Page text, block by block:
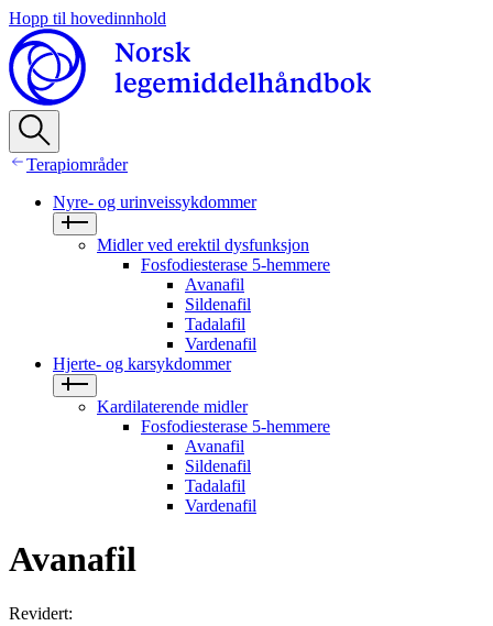
Hopp til hovedinnhold
Terapiområder
Nyre- og urinveissykdommer
Midler ved erektil dysfunksjon
Fosfodiesterase 5-hemmere
Avanafil
Sildenafil
Tadalafil
Vardenafil
Hjerte- og karsykdommer
Kardilaterende midler
Fosfodiesterase 5-hemmere
Avanafil
Sildenafil
Tadalafil
Vardenafil
Avanafil
Revidert: